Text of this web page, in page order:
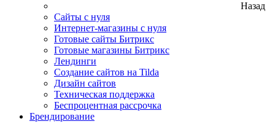
Назад
Сайты с нуля
Интернет-магазины с нуля
Готовые сайты Битрикс
Готовые магазины Битрикс
Лендинги
Создание сайтов на Tilda
Дизайн сайтов
Техническая поддержка
Беспроцентная рассрочка
Брендирование